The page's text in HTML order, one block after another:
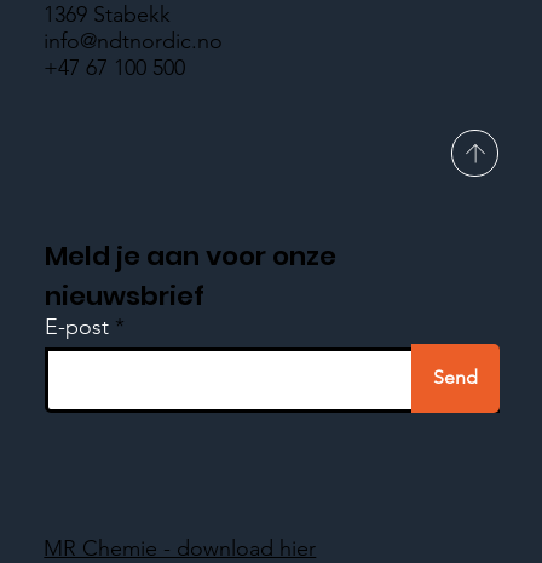
1369 Stabekk
info@ndtnordic.no
+47 67 100 500
Meld je aan voor onze
nieuwsbrief
E-post
Send
MR Chemie - download hier